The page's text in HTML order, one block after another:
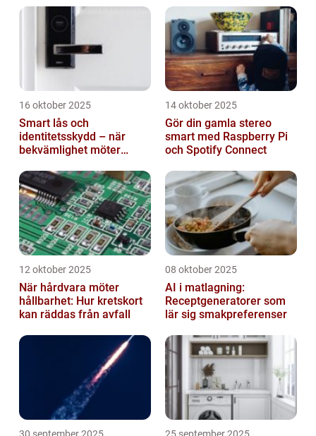
16 oktober 2025
Smart lås och
identitetsskydd – när
bekvämlighet möter
14 oktober 2025
Gör din gamla stereo
smart med Raspberry Pi
och Spotify Connect
12 oktober 2025
När hårdvara möter
hållbarhet: Hur kretskort
kan räddas från avfall
08 oktober 2025
AI i matlagning:
Receptgeneratorer som
lär sig smakpreferenser